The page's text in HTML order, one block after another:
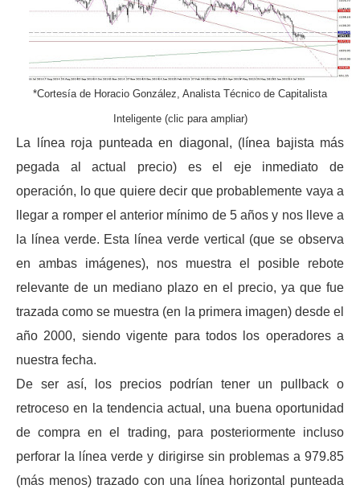
*Cortesía de Horacio González, Analista Técnico de Capitalista
Inteligente (clic para ampliar)
La línea roja punteada en diagonal, (línea bajista más
pegada al actual precio) es el eje inmediato de
operación, lo que quiere decir que probablemente vaya a
llegar a romper el anterior mínimo de 5 años y nos lleve a
la línea verde. Esta línea verde vertical (que se observa
en ambas imágenes), nos muestra el posible rebote
relevante de un mediano plazo en el precio, ya que fue
trazada como se muestra (en la primera imagen) desde el
año 2000, siendo vigente para todos los operadores a
nuestra fecha.
De ser así, los precios podrían tener un pullback o
retroceso en la tendencia actual, una buena oportunidad
de compra en el trading, para posteriormente incluso
perforar la línea verde y dirigirse sin problemas a 979.85
(más menos) trazado con una línea horizontal punteada